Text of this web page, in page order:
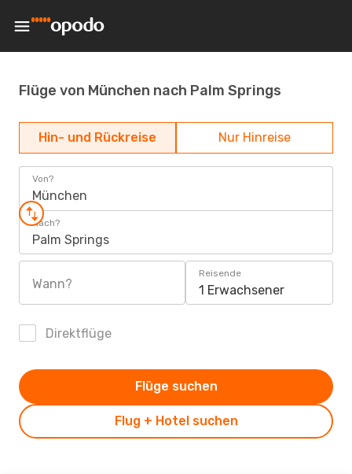
Flüge von München nach Palm Springs
Hin- und Rückreise Nur Hinreise
Von?
München
Nach?
Palm Springs
Wann?
Reisende
1 Erwachsener
Direktflüge
Flug + Hotel suchen
Flüge suchen